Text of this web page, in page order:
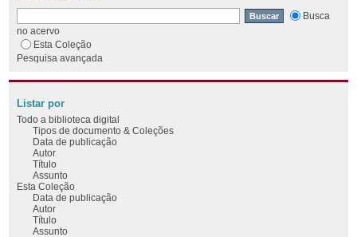
Busca
no acervo
Esta Coleção
Pesquisa avançada
Listar por
Todo a biblioteca digital
Tipos de documento & Coleções
Data de publicação
Autor
Título
Assunto
Esta Coleção
Data de publicação
Autor
Título
Assunto